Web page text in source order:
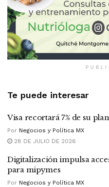
Te puede interesar
Visa recortará 7% de su
Por Negocios y Política MX
28 DE JULIO DE 2026
Digitalización impulsa
para mipymes
Por Negocios y Política MX